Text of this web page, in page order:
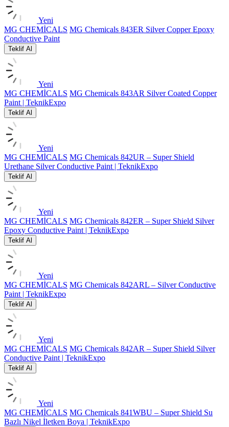
Yeni
MG CHEMİCALS MG Chemicals 843ER Silver Copper Epoxy
Conductive Paint
Teklif Al
Yeni
MG CHEMİCALS MG Chemicals 843AR Silver Coated Copper
Paint | TeknikExpo
Teklif Al
Yeni
MG CHEMİCALS MG Chemicals 842UR – Super Shield
Urethane Silver Conductive Paint | TeknikExpo
Teklif Al
Yeni
MG CHEMİCALS MG Chemicals 842ER – Super Shield Silver
Epoxy Conductive Paint | TeknikExpo
Teklif Al
Yeni
MG CHEMİCALS MG Chemicals 842ARL – Silver Conductive
Paint | TeknikExpo
Teklif Al
Yeni
MG CHEMİCALS MG Chemicals 842AR – Super Shield Silver
Conductive Paint | TeknikExpo
Teklif Al
Yeni
MG CHEMİCALS MG Chemicals 841WBU – Super Shield Su
Bazlı Nikel İletken Boya | TeknikExpo